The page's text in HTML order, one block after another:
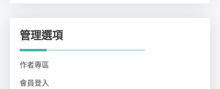
管理選項
作者專區
會員登入